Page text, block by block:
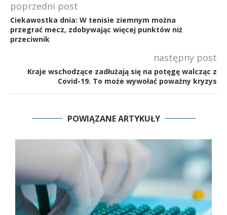
poprzedni post
Ciekawostka dnia: W tenisie ziemnym można
przegrać mecz, zdobywając więcej punktów niż
przeciwnik
następny post
Kraje wschodzące zadłużają się na potęgę walcząc z
Covid-19. To może wywołać poważny kryzys
POWIĄZANE ARTYKUŁY